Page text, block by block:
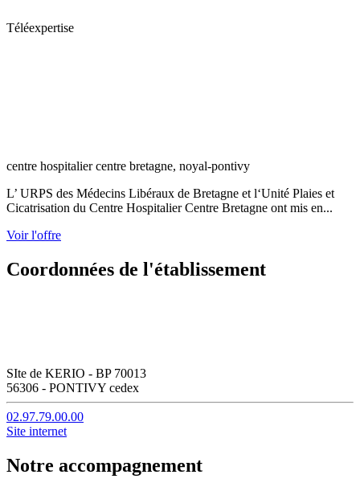
Téléexpertise
centre hospitalier centre bretagne, noyal-pontivy
L’ URPS des Médecins Libéraux de Bretagne et l‘Unité Plaies et
Cicatrisation du Centre Hospitalier Centre Bretagne ont mis en...
Voir l'offre
Coordonnées de l'établissement
SIte de KERIO - BP 70013
56306 - PONTIVY cedex
02.97.79.00.00
Site internet
Notre accompagnement